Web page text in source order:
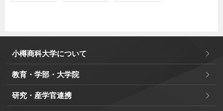
小樽商科大学について
教育・学部・大学院
研究・産学官連携